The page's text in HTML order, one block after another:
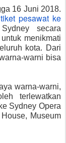
16 Juni 2018.
tiket pesawat ke
secara
menikmati
kota. Dari
warni bisa
warna-warni,
terlewatkan
Sydney Opera
Museum